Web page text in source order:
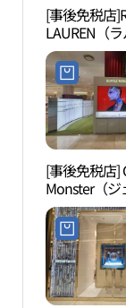
[事後免税店
LAUREN（
ン）チルド
百貨店チャ
室）店(랄프
롯데백화점
[事後免税店]
Monster（
ンスター）
店チャムシ
(젠틀몬스터
잠실점)